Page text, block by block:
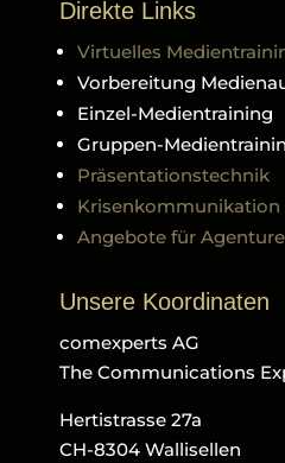
Direkte Links
Virtuelles
Vorbereitung
Einzel-Medientraining
Gruppen-
Präsentationstechnik
Krisenkommunikation
Angebote für
Unsere Koordinaten
comexperts AG
The Communications
Hertistrasse 27a
CH-8304 Wallisellen